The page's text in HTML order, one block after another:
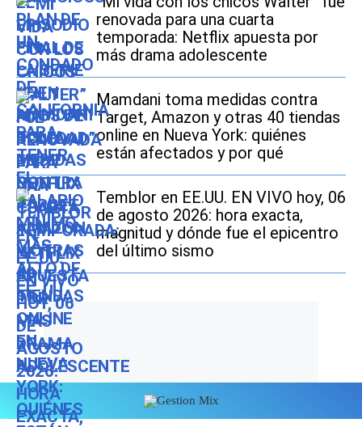
renovada para una cuarta
temporada: Netflix apuesta por
más drama adolescente
Mamdani toma medidas contra
Target, Amazon y otras 40 tiendas
online en Nueva York: quiénes
están afectados y por qué
Temblor en EE.UU. EN VIVO hoy, 06
de agosto 2026: hora exacta,
magnitud y dónde fue el epicentro
del último sismo